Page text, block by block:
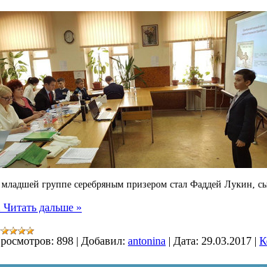
группе серебряным призером стал Фаддей
Читать дальше »
898 | Добавил: antonina | Дата: 29.03.2017 |